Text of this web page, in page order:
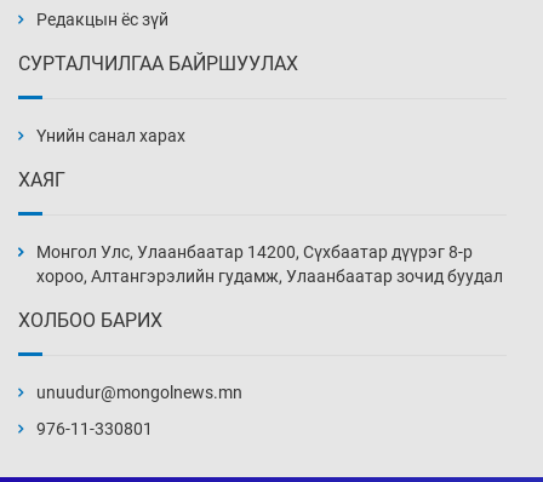
13 цаг 24 мин
нэмэгджээ
13 цаг 54 мин
14 цаг 24 мин
Редакцын ёс зүй
СУРТАЛЧИЛГАА БАЙРШУУЛАХ
Үнийн санал харах
ХАЯГ
Монгол Улс, Улаанбаатар 14200, Сүхбаатар дүүрэг 8-р
хороо, Алтангэрэлийн гудамж, Улаанбаатар зочид буудал
ХОЛБОО БАРИХ
unuudur@mongolnews.mn
976-11-330801